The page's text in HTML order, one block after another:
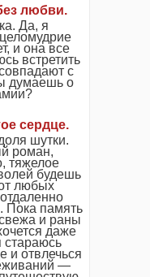
любви.
Да, я
и она все
встретить
с
думаешь о
сердце.
шутки.
роман,
тяжелое
будешь
любых
Пока память
и раны
даже
стараюсь
и отвлечься
—